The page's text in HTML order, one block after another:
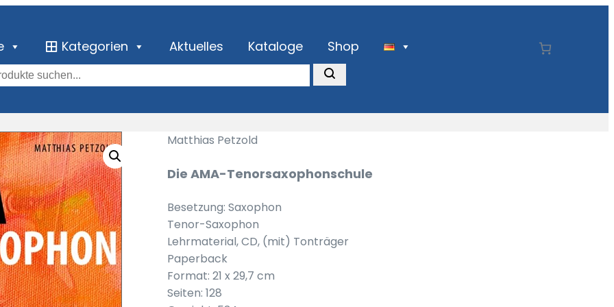
Kategorien Aktuelles Kataloge Shop
Matthias Petzold
Die AMA-Tenorsaxophonschule
Besetzung: Saxophon
Tenor-Saxophon
Lehrmaterial, CD, (mit) Tonträger
Paperback
Format: 21 x 29,7 cm
Seiten: 128